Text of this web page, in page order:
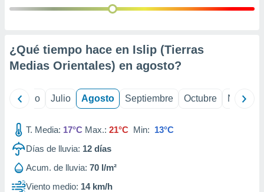
¿Qué tiempo hace en Islip (Tierras
Medias Orientales) en agosto?
Junio Julio Agosto Septiembre Octubre
T. Media: 17°C Max.: 21°C Min: 13°C
Días de lluvia: 12 días
Acum. de lluvia: 70 l/m²
Viento medio: 14 km/h